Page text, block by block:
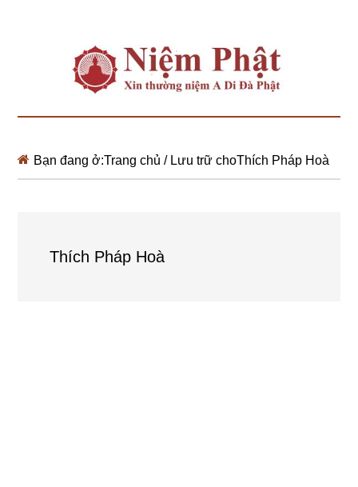
Bạn đang ở:Trang chủ /Lưu trữ choThích Pháp Hoà
Thích Pháp Hoà